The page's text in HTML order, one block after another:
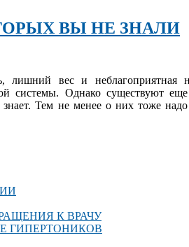
ВЫ НЕ ЗНАЛИ
лишний вес и неблагоприятная
системы. Однако существуют
Тем не менее о них тоже
К ВРАЧУ
ГИПЕРТОНИКОВ